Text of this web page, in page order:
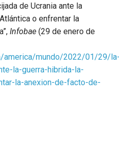
de Ucrania ante la
o enfrentar la
Infobae (29 de enero de
america/mundo/2022/01/29/
la-guerra-hibrida-la-
la-anexion-de-facto-de-